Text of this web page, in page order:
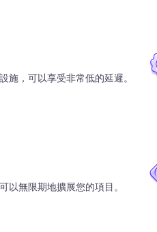
施，可以享受非常低的延遲。
以無限期地擴展您的項目。